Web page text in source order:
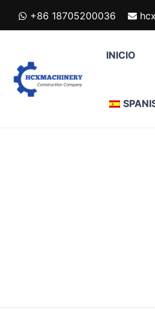
+86 18705200036
INICIO